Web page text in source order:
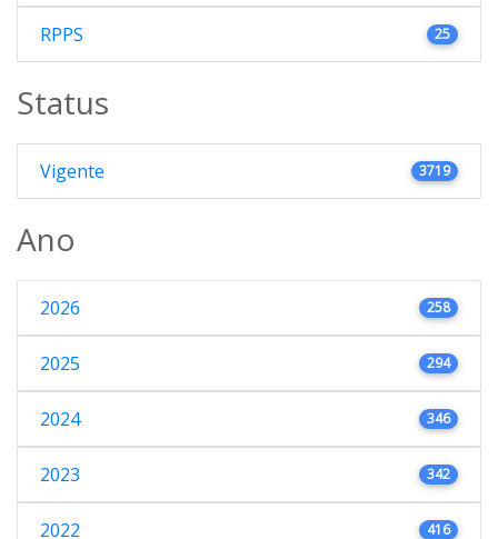
RPPS 25
Status
Vigente 3719
Ano
2026 258
2025 294
2024 346
2023 342
2022 416